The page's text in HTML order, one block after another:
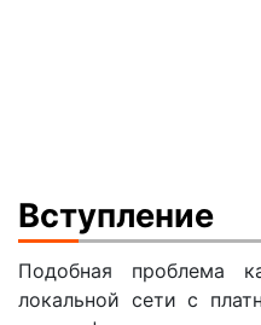
Вступление
Подобная проблема
локальной сети с